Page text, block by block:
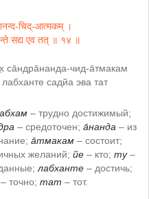
चिद्-आत्मकम् ।
सद्य एव तत् ॥ १४ ॥
са̄ндра̄нанда-чид-а̄тмакам
садйа эва тат
– трудно достижимый;
– средоточен; а̄нанда – из
а̄тмакам– состоит;
желаний; йе – кто; ту–
лабханте – достичь;
– точно; тат – тот.